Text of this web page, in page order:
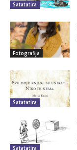
Satatatira
Fotografija
Satatatira
Satatatira